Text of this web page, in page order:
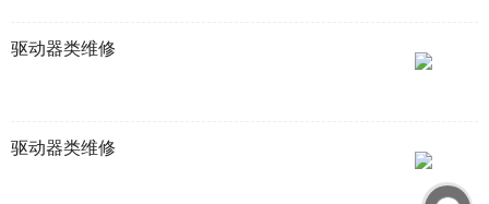
驱动器类维修
驱动器类维修